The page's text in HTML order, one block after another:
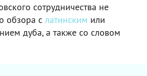
сотрудничества не
обзора с латинским или
дуба, а также со словом